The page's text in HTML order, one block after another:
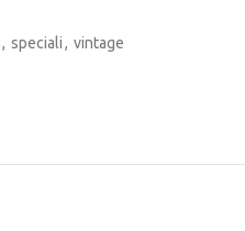
, speciali, vintage